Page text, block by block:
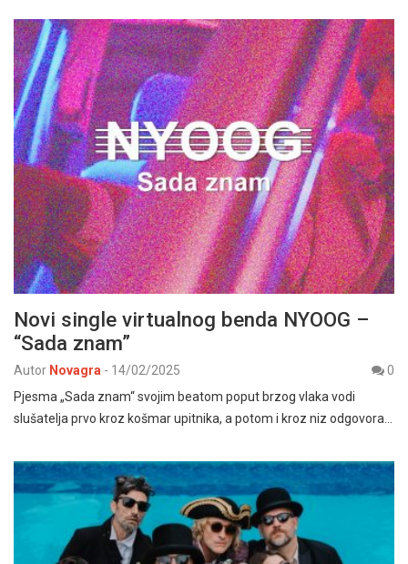
Novi single virtualnog benda NYOOG –
“Sada znam”
Autor Novagra - 14/02/2025
0
Pjesma „Sada znam“ svojim beatom poput brzog vlaka vodi
slušatelja prvo kroz košmar upitnika, a potom i kroz niz odgovora…